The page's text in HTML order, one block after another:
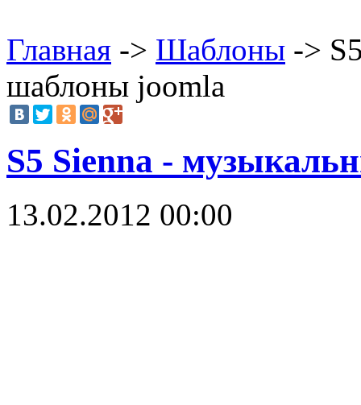
Главная -> Шаблоны ->
шаблоны joomla
S5 Sienna -
13.02.2012 00:00